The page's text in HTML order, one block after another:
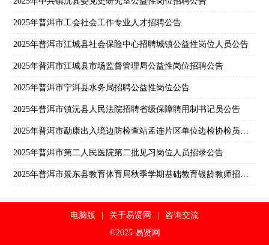
2025年普洱市工会社会工作专业人才招聘公告
2025年普洱市江城县社会保险中心招聘城镇公益性岗位人员公告
2025年普洱市江城县市场监督管理局公益性岗位招聘公告
2025年普洱市宁洱县水务局招聘公益性岗位公告
2025年普洱市镇沅县人民法院招聘省级保障聘用制书记员公告
2025年普洱市勐康出入境边防检查站孟连片区单位边检协检员招聘公告
2025年普洱市第二人民医院第二批见习岗位人员招录公告
2025年普洱市景东县教育体育局秋季学期基础教育银龄教师招募公告
电脑版 关于易贤网
咨询交流
©2025 易贤网